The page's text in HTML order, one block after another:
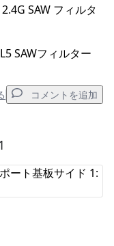
SAW フィルタ
SAWフィルター
コメントを追加